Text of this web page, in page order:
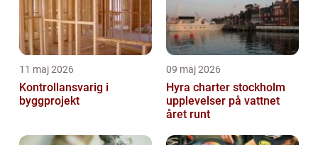
11 maj 2026
Kontrollansvarig i
byggprojekt
09 maj 2026
Hyra charter stockholm
upplevelser på vattnet
året runt